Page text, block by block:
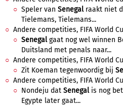
Speler van Senegalraakt niet
Tielemans, Tielemans...
Andere competities, FIFA World
Senegalgaat nog wel winnen
Duitsland met penals naar...
Andere competities, FIFA World
Zit Koeman tegenwoordig bij
Andere competities, FIFA World
Nondeju dat Senegalis nog
Egypte later gaat...